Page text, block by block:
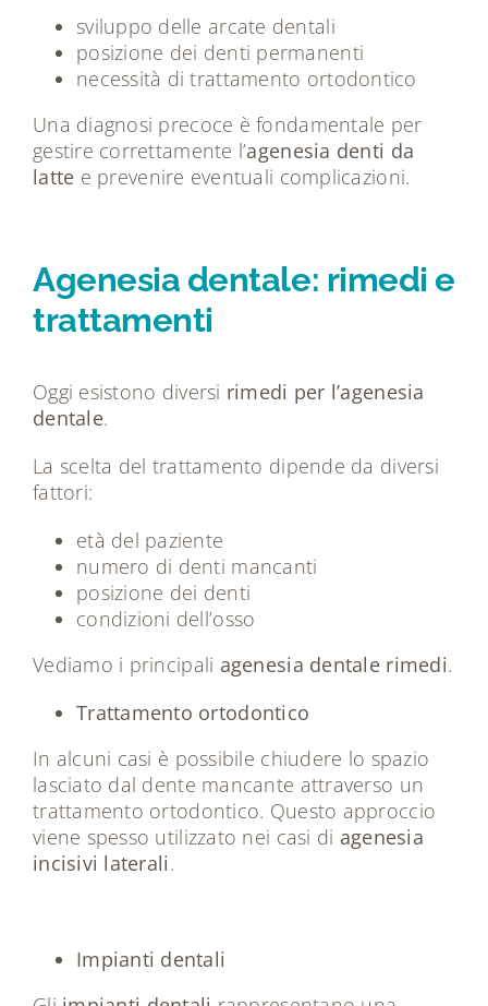
sviluppo delle arcate dentali
posizione dei denti permanenti
necessità di trattamento ortodontico
Una diagnosi precoce è fondamentale per
gestire correttamente l’agenesia denti da
latte e prevenire eventuali complicazioni.
Agenesia dentale: rimedi e
trattamenti
Oggi esistono diversi rimedi per l’agenesia
dentale.
La scelta del trattamento dipende da diversi
fattori:
età del paziente
numero di denti mancanti
posizione dei denti
condizioni dell’osso
Vediamo i principali agenesia dentale rimedi.
Trattamento ortodontico
In alcuni casi è possibile chiudere lo spazio
lasciato dal dente mancante attraverso un
trattamento ortodontico. Questo approccio
viene spesso utilizzato nei casi di agenesia
incisivi laterali.
Impianti dentali